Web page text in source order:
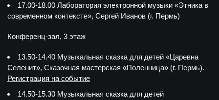
17.00-18.00 Лаборатория электронной музыки «Этника в
современном контексте», Сергей Иванов (г. Пермь)
Конференц-зал, 3 этаж
13.50-14.40 Музыкальная сказка для детей «Царевна
Селенит», Сказочная мастерская «Поленница» (г. Пермь).
Регистрация на событие
14.50-15.30 Музыкальная сказка для детей